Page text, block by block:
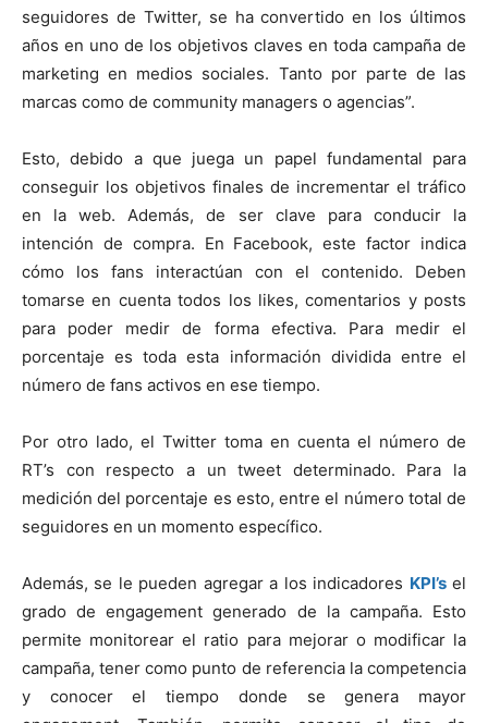
seguidores de Twitter, se ha convertido en los últimos
años en uno de los objetivos claves en toda campaña de
marketing en medios sociales. Tanto por parte de las
marcas como de community managers o agencias”.
Esto, debido a que juega un papel fundamental para
conseguir los objetivos finales de incrementar el tráfico
en la web. Además, de ser clave para conducir la
intención de compra. En Facebook, este factor indica
cómo los fans interactúan con el contenido. Deben
tomarse en cuenta todos los likes, comentarios y posts
para poder medir de forma efectiva. Para medir el
porcentaje es toda esta información dividida entre el
número de fans activos en ese tiempo.
Por otro lado, el Twitter toma en cuenta el número de
RT’s con respecto a un tweet determinado. Para la
medición del porcentaje es esto, entre el número total de
seguidores en un momento específico.
Además, se le pueden agregar a los indicadores KPI’sel
grado de engagement generado de la campaña. Esto
permite monitorear el ratio para mejorar o modificar la
campaña, tener como punto de referencia la competencia
y conocer el tiempo donde se genera mayor